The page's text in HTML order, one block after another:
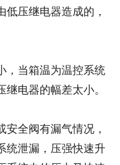
压继电器造成的，
当箱温为温控系统
电器的幅差太小。
全阀有漏气情况，
统泄漏，压强快速升